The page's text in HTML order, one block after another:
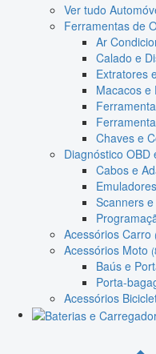
Ver tudo
Ferramentas de
Ar
Calado e
Extratores
Macacos e
Chaves e
Diagnóstico OBD
Cabos e
Scanners
Acessórios Carro
Acessórios Moto
Baús e
Porta-
Acessórios